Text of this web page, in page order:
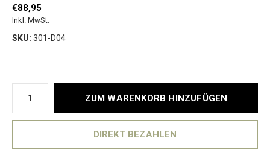
€88,95
Inkl. MwSt.
SKU: 301-D04
ZUM WARENKORB HINZUFÜGEN
DIREKT BEZAHLEN